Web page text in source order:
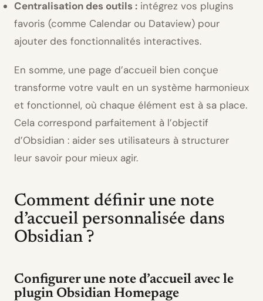
Centralisation des outils : intégrez vos plugins
favoris (comme Calendar ou Dataview) pour
ajouter des fonctionnalités interactives.
En somme, une page d’accueil bien conçue
transforme votre vault en un système harmonieux
et fonctionnel, où chaque élément est à sa place.
Cela correspond parfaitement à l’objectif
d’Obsidian : aider ses utilisateurs à structurer
leur savoir pour mieux agir.
Comment définir une note
d’accueil personnalisée dans
Obsidian ?
Configurer une note d’accueil avec le
plugin Obsidian Homepage